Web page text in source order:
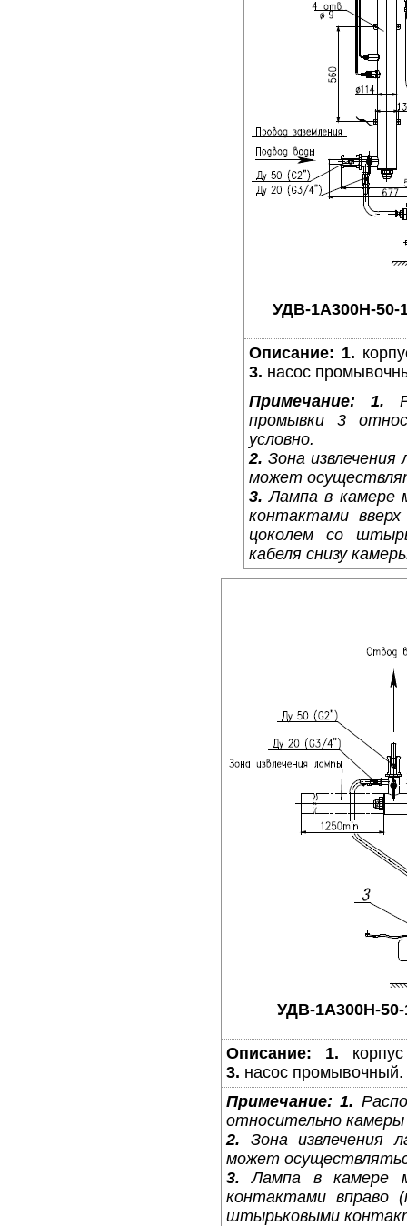
УДВ-1A300Н-50-
Описание: 1.
3. насос
Примечание:
1.
промывки 3
условно.
2. Зона
может
3. Лампа в камере
контактами
цоколем со
кабеля снизу
УДВ-1A300Н-
Описание: 1.
3. насос промывочный.
Примечание: 1.
относительно камеры
2. Зона извлечения
может
3. Лампа в камере
контактами вправо
штырьковыми